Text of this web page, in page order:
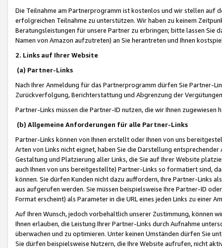
Die Teilnahme am Partnerprogramm ist kostenlos und wir stellen auf
erfolgreichen Teilnahme zu unterstützen. Wir haben zu keinem
Beratungsleistungen für unsere Partner zu erbringen; bitte lassen Sie
Namen von Amazon aufzutreten) an Sie herantreten und Ihnen
2. Links auf Ihrer Website
(a) Partner-Links
Nach Ihrer Anmeldung für das Partnerprogramm dürfen Sie Partner-
Zurückverfolgung, Berichterstattung und Abgrenzung der
Partner-Links müssen die Partner-ID nutzen, die wir Ihnen zugewiesen
(b) Allgemeine Anforderungen für alle Partner-Links
Partner-Links können von Ihnen erstellt oder Ihnen von uns
Arten von Links nicht eignet, haben Sie die Darstellung
Gestaltung und Platzierung aller Links, die Sie auf Ihrer Website
auch Ihnen von uns bereitgestellte) Partner-Links so formatiert sind,
können. Sie dürfen Kunden nicht dazu auffordern, Ihre Partner-Links
aus aufgerufen werden. Sie müssen beispielsweise Ihre Partner-ID
Format erscheint) als Parameter in die URL eines jeden Links zu einer
Auf Ihren Wunsch, jedoch vorbehaltlich unserer Zustimmung, können
Ihnen erlauben, die Leistung Ihrer Partner-Links durch Aufnahme
überwachen und zu optimieren. Unter keinen Umständen dürfen Sie
Sie dürfen beispielsweise Nutzern, die Ihre Website aufrufen, nicht